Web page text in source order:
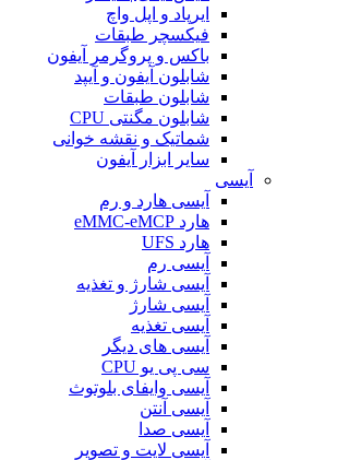
ایرپاد و اپل واچ
فیکسچر طبقات
باکس و پروگرمر آیفون
شابلون آیفون و آیپد
شابلون طبقات
شابلون مگنتی CPU
شماتیک و نقشه خوانی
سایر ابزار آیفون
آیسی
آیسی هارد و رم
هارد eMMC-eMCP
هارد UFS
آیسی رم
آیسی شارژ و تغذیه
آیسی شارژ
آیسی تغذیه
آیسی های دیگر
سی پی یو CPU
آیسی وایفای بلوتوث
آیسی آنتن
آیسی صدا
آیسی لایت و تصویر